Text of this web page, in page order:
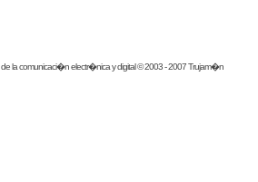
de la comunicaci�n electr�nica y digital © 2003 - 2007 Trujam�n